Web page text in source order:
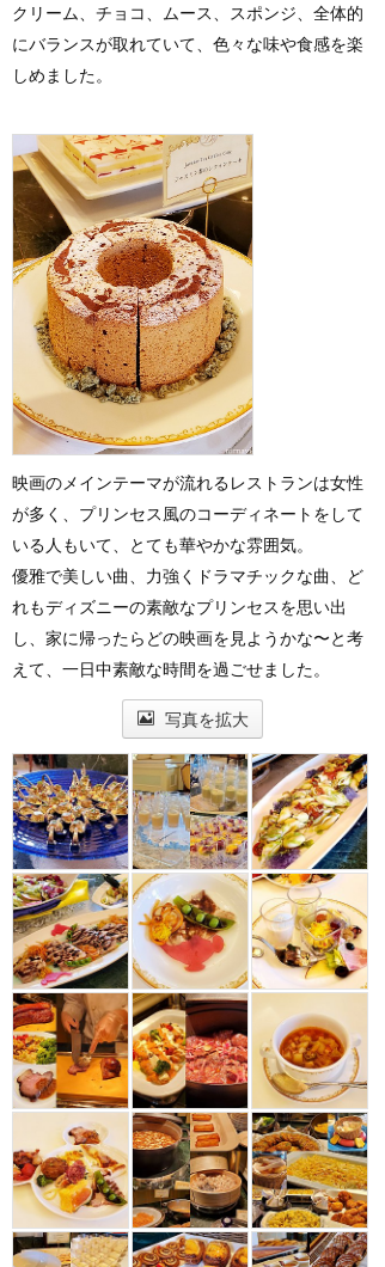
クリーム、チョコ、ムース、スポンジ、全体的
にバランスが取れていて、色々な味や食感を楽
しめました。
映画のメインテーマが流れるレストランは女性
が多く、プリンセス風のコーディネートをして
いる人もいて、とても華やかな雰囲気。
優雅で美しい曲、力強くドラマチックな曲、ど
れもディズニーの素敵なプリンセスを思い出
し、家に帰ったらどの映画を見ようかな〜と考
えて、一日中素敵な時間を過ごせました。
写真を拡大